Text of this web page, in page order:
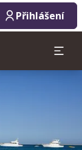
Přihlášení